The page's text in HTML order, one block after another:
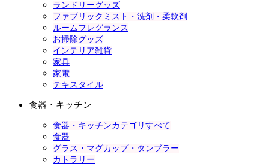
ランドリーグッズ
ファブリックミスト・洗剤・柔軟剤
ルームフレグランス
お掃除グッズ
インテリア雑貨
家具
家電
テキスタイル
食器・キッチン
食器・キッチンカテゴリすべて
食器
グラス・マグカップ・タンブラー
カトラリー